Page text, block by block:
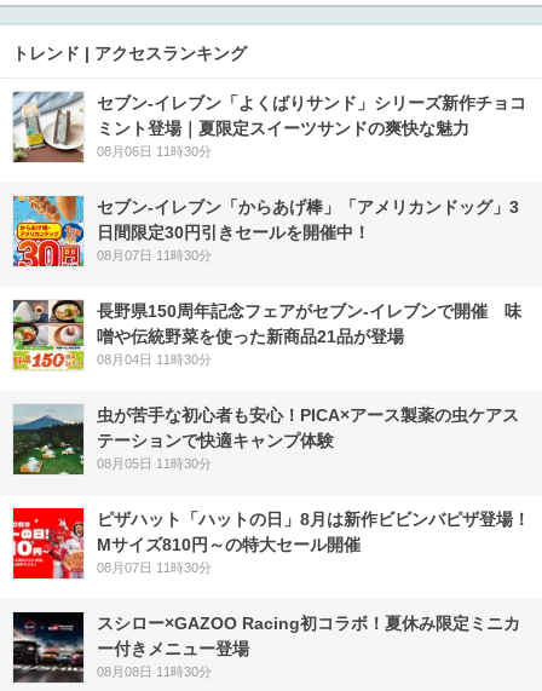
トレンド | アクセスランキング
セブン‐イレブン「よくばりサンド」シリーズ新作チョコ
ミント登場｜夏限定スイーツサンドの爽快な魅力
08月06日 11時30分
セブン‐イレブン「からあげ棒」「アメリカンドッグ」3
日間限定30円引きセールを開催中！
08月07日 11時30分
長野県150周年記念フェアがセブン-イレブンで開催 味
噌や伝統野菜を使った新商品21品が登場
08月04日 11時30分
虫が苦手な初心者も安心！PICA×アース製薬の虫ケアス
テーションで快適キャンプ体験
08月05日 11時30分
ピザハット「ハットの日」8月は新作ビビンバピザ登場！
Mサイズ810円～の特大セール開催
08月07日 11時30分
スシロー×GAZOO Racing初コラボ！夏休み限定ミニカ
ー付きメニュー登場
08月08日 11時30分